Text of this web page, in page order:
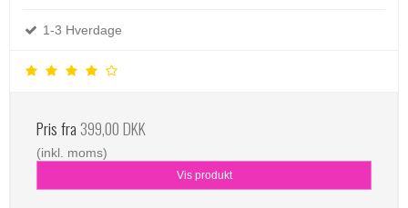
1-3 Hverdage
Pris fra 399,00 DKK
(inkl. moms)
Vis produkt